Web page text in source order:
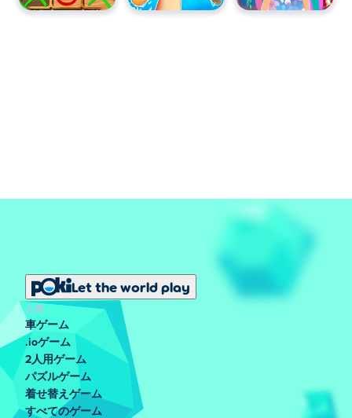
Let the world play
人気
車ゲーム
.ioゲーム
2人用ゲーム
パズルゲーム
着せ替えゲーム
すべてのゲーム